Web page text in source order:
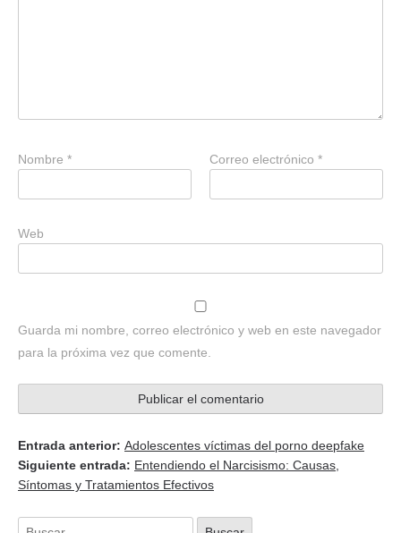
Nombre * Correo electrónico*
Web
Guarda mi nombre, correo electrónico y web en este navegador
para la próxima vez que comente.
Entrada anterior: Adolescentes víctimas del porno deepfake
Siguiente entrada: Entendiendo el Narcisismo: Causas,
Síntomas y Tratamientos Efectivos